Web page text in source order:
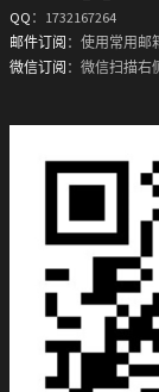
QQ ：1732167264
邮件订阅 ：使用常用邮
微信订阅 ：微信扫描右